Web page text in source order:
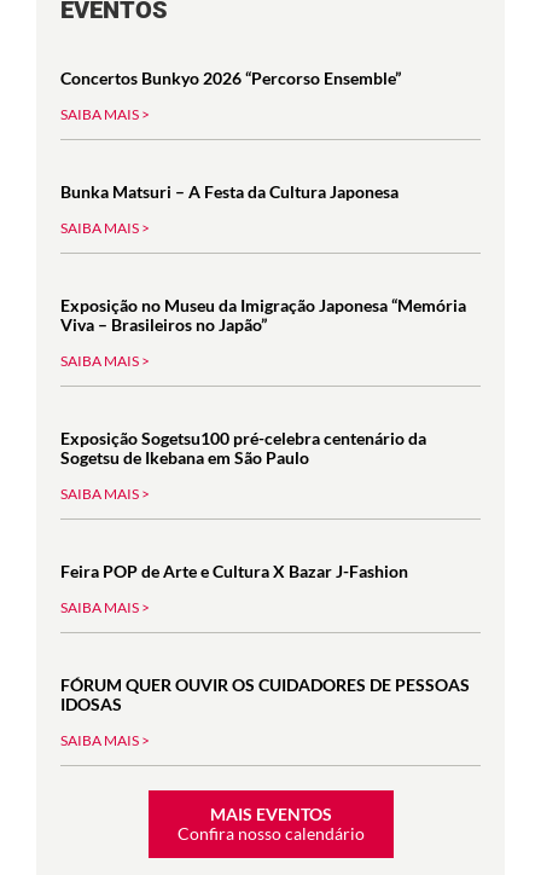
EVENTOS
Concertos Bunkyo 2026 “Percorso Ensemble”
SAIBA MAIS >
Bunka Matsuri – A Festa da Cultura Japonesa
SAIBA MAIS >
Exposição no Museu da Imigração Japonesa “Memória
Viva – Brasileiros no Japão”
SAIBA MAIS >
Exposição Sogetsu100 pré-celebra centenário da
Sogetsu de Ikebana em São Paulo
SAIBA MAIS >
Feira POP de Arte e Cultura X Bazar J-Fashion
SAIBA MAIS >
FÓRUM QUER OUVIR OS CUIDADORES DE PESSOAS
IDOSAS
SAIBA MAIS >
MAIS EVENTOS
Confira nosso calendário